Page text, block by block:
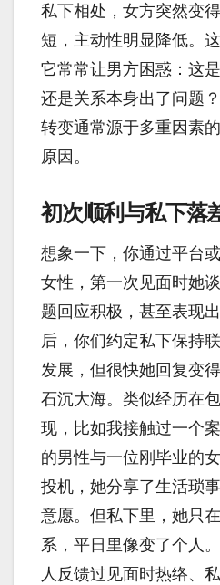
私下相处，女方突然变
短，主动性明显降低。
它常常让男方困惑：这
还是关系本身出了问题
转变通常源于多重因素
原因。
初次顺利与私下落
想象一下，你通过平台
女性，第一次见面时她
题回应积极，甚至表现
后，你们约定私下保持
发展，但很快她回复变
石沉大海。类似经历在
现，比如我接触过一个
的男性与一位刚毕业的
投机，她分享了生活琐
意愿。但私下里，她只
系，平日里像变了个人
人反馈过见面时热络、